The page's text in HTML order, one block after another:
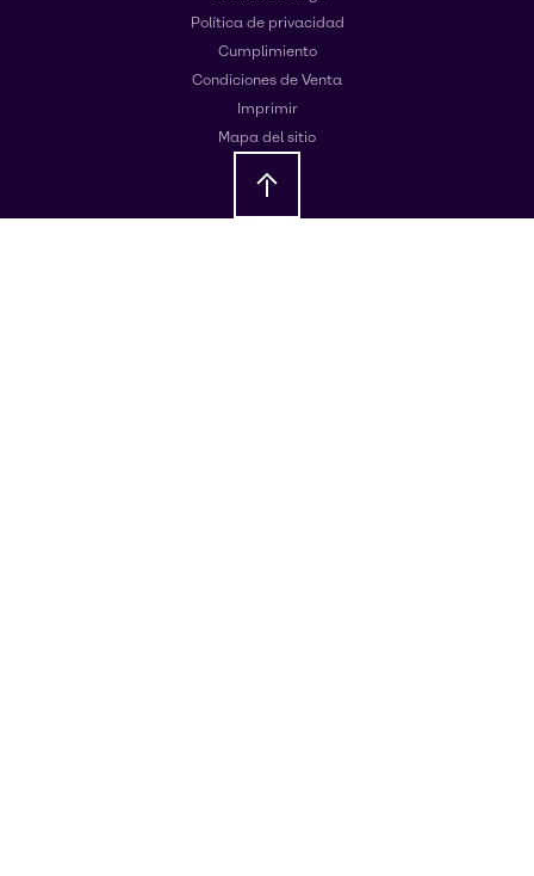
Política de privacidad
Cumplimiento
Condiciones de Venta
Imprimir
Mapa del sitio